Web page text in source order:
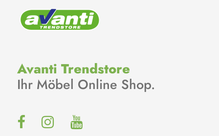
Avanti Trendstore
Ihr Möbel Online Shop.